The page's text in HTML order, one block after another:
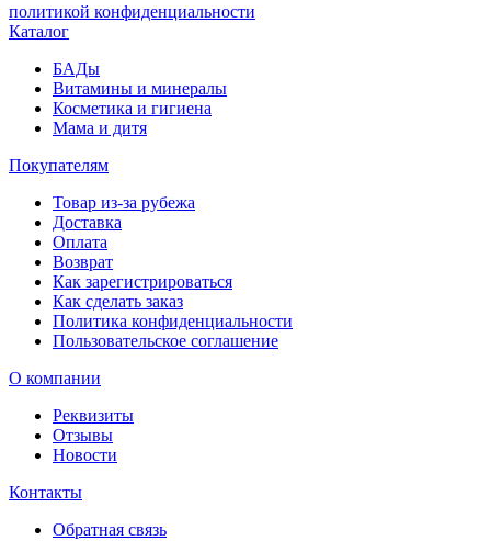
политикой конфиденциальности
Каталог
БАДы
Витамины и минералы
Косметика и гигиена
Мама и дитя
Покупателям
Товар из-за рубежа
Доставка
Оплата
Возврат
Как зарегистрироваться
Как сделать заказ
Политика конфиденциальности
Пользовательское соглашение
О компании
Реквизиты
Отзывы
Новости
Контакты
Обратная связь